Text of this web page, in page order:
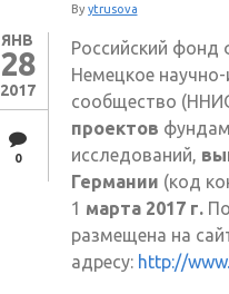
ЯНВ
28
2017
0
By ytrusova
Российский
Немецкое
сообщество
проектов
исследований,
Германии (код
1 марта 2017 г.
размещена на
адресу: http://